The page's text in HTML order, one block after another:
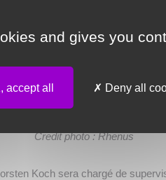
Credit photo : Rhenus
Koch sera chargé de
and gives you
accept all Deny all